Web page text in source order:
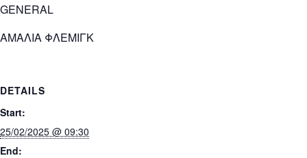
GENERAL
ΑΜΑΛΙΑ ΦΛΕΜΙΓΚ
DETAILS
Start:
25/02/2025 @ 09:30
End: